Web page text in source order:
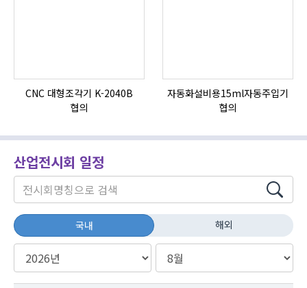
CNC 대형조각기 K-2040B
협의
자동화설비용15ml자동주입기
협의
산업전시회 일정
국내 해외